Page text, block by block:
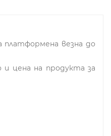
платформена везна до
и цена на продукта за